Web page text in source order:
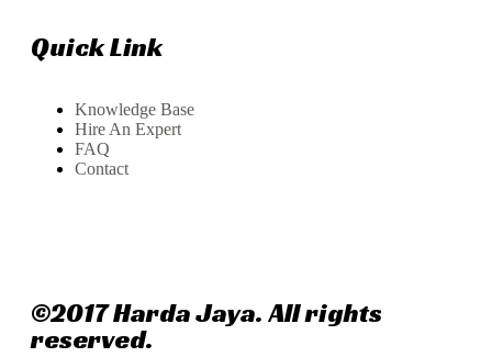
Quick Link
Knowledge Base
Hire An Expert
FAQ
Contact
©2017 Harda Jaya. All rights
reserved.